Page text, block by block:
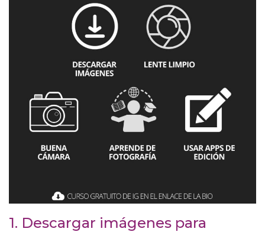
1. Descargar imágenes para